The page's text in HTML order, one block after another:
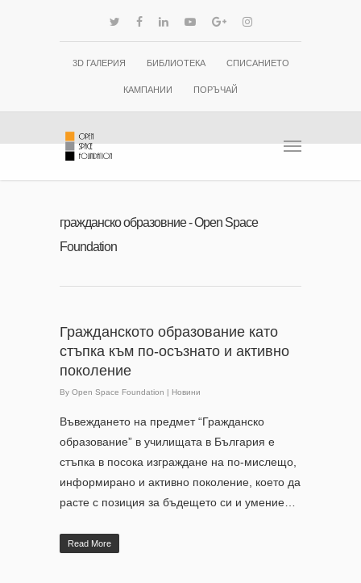
3D ГАЛЕРИЯ БИБЛИОТЕКА СПИСАНИЕТО
КАМПАНИИ ПОРЪЧАЙ
гражданско образовние - Open Space
Foundation
Гражданското образование като
стъпка към по-осъзнато и активно
поколение
By Open Space Foundation | Новини
Въвеждането на предмет “Гражданско
образование” в училищата в България е
стъпка в посока изграждане на по-мислещо,
информирано и активно поколение, което да
расте с позиция за бъдещето си и умение…
Read More